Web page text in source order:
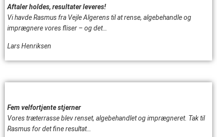
Aftaler holdes, resultater leveres!
Vi havde Rasmus fra Vejle Algerens til at rense, algebehandle og
imprægnere vores fliser – og det…
Lars Henriksen
Fem velfortjente stjerner
Vores træterrasse blev renset, algebehandlet og imprægneret. Tak til
Rasmus for det fine resultat…